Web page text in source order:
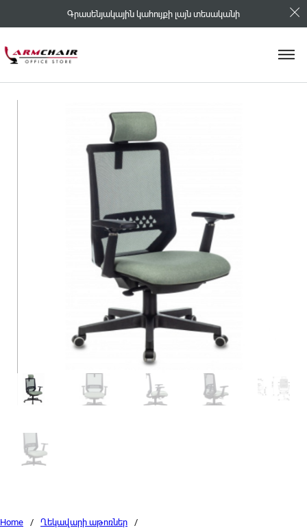
Գրասենյակային կահույքի լայն տեսականի
Home / Ղեկավարի աթոռներ
/